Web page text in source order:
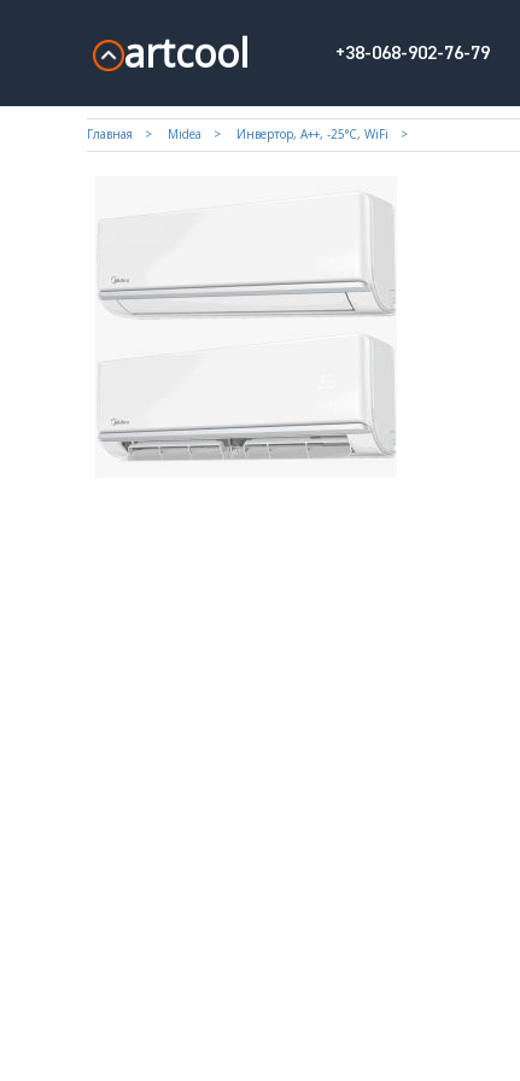
artcool +38-068-902-76-79
Главная Midea Инвертор, A++, -25°С, WiFi